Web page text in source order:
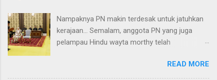
BISTARIA. Jadi berhati-hatilah dengan air
mineral yang diberikan percuma dan yang dijual
murah, di percayai air itu telah dicampur dengan
menyelamatkan umat Islam dari menjadi
Nampaknya PN makin terdesak untuk jatuhkan
kerajaan... Semalam, anggota PN yang juga
pelampau Hindu wayta morthy telah
sebagai Perdana Menteri Malaysia tidak sah.
Tanpa merujuk secara direct kepada YDP
READ MORE